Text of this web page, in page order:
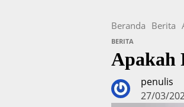
Beranda Berita
BERITA
Apakah
penulis
27/03/